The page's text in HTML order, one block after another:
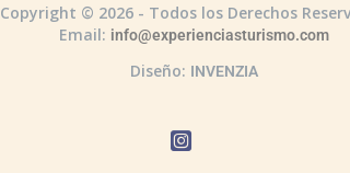
Copyright © 2026 - Todos los Derechos
Email: info@experienciasturismo.com
Diseño: INVENZIA